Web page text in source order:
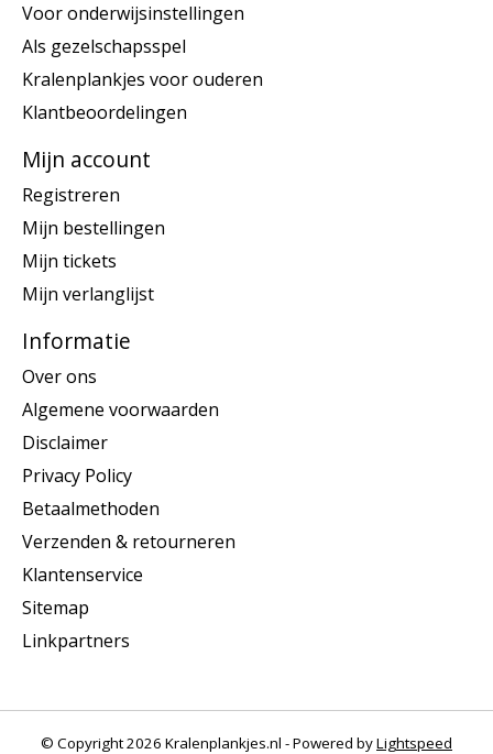
Voor onderwijsinstellingen
Als gezelschapsspel
Kralenplankjes voor ouderen
Klantbeoordelingen
Mijn account
Registreren
Mijn bestellingen
Mijn tickets
Mijn verlanglijst
Informatie
Over ons
Algemene voorwaarden
Disclaimer
Privacy Policy
Betaalmethoden
Verzenden & retourneren
Klantenservice
Sitemap
Linkpartners
© Copyright 2026 Kralenplankjes.nl - Powered byLightspeed